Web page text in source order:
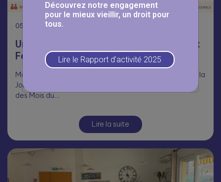
05
Une journée Portes Ouvertes réussie aux
Fermettes 🥳
Malgré la chaleur, nombreux ont répondu présents pour la
Journée Portes Ouvertes aux Fermettes, dans le cadre
des Mois du…
Lire la suite
Découvrez notre engagement
pour le mieux vieillir, un droit pour
tous.
Lire le Rapport d’activité 2025